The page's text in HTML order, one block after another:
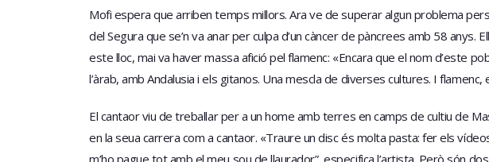
Mofi espera que arriben temps millors. Ara ve de superar algun problema
del Segura que se’n va anar per culpa d’un càncer de pàncrees amb 58
este lloc, mai va haver massa afició pel flamenc: «Encara que el nom d’este
l’àrab, amb Andalusia i els gitanos. Una mescla de diverses cultures. I
El cantaor viu de treballar per a un home amb terres en camps de cultiu de
en la seua carrera com a cantaor. «Traure un disc és molta pasta: fer els
m’ho pague tot amb el meu sou de llaurador”, especifica l’artista. Però són